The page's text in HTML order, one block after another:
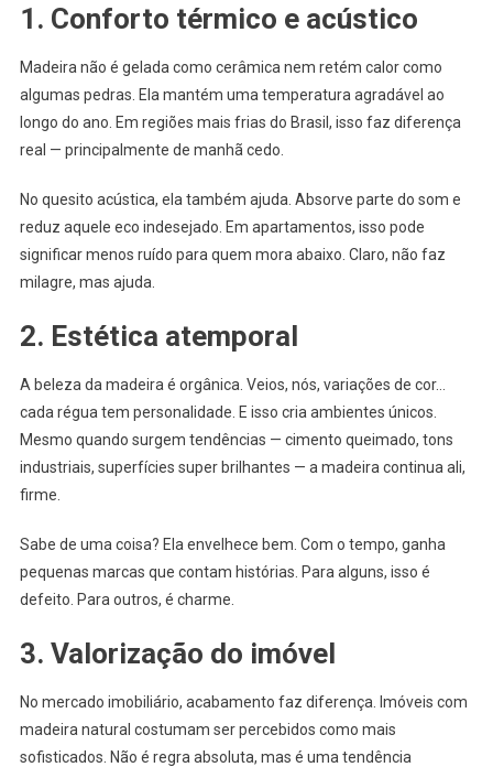
1. Conforto térmico e acústico
Madeira não é gelada como cerâmica nem retém calor como
algumas pedras. Ela mantém uma temperatura agradável ao
longo do ano. Em regiões mais frias do Brasil, isso faz diferença
real — principalmente de manhã cedo.
No quesito acústica, ela também ajuda. Absorve parte do som e
reduz aquele eco indesejado. Em apartamentos, isso pode
significar menos ruído para quem mora abaixo. Claro, não faz
milagre, mas ajuda.
2. Estética atemporal
A beleza da madeira é orgânica. Veios, nós, variações de cor…
cada régua tem personalidade. E isso cria ambientes únicos.
Mesmo quando surgem tendências — cimento queimado, tons
industriais, superfícies super brilhantes — a madeira continua ali,
firme.
Sabe de uma coisa? Ela envelhece bem. Com o tempo, ganha
pequenas marcas que contam histórias. Para alguns, isso é
defeito. Para outros, é charme.
3. Valorização do imóvel
No mercado imobiliário, acabamento faz diferença. Imóveis com
madeira natural costumam ser percebidos como mais
sofisticados. Não é regra absoluta, mas é uma tendência